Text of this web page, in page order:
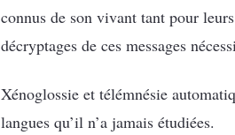
connus de son vivant tant pour
décryptages de ces messages
Xénoglossie et télémnésie
langues qu’il n’a jamais étudiées.